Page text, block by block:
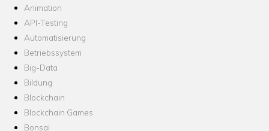
Animation
API-Testing
Automatisierung
Betriebssystem
Big-Data
Bildung
Blockchain
Blockchain Games
Bonsai